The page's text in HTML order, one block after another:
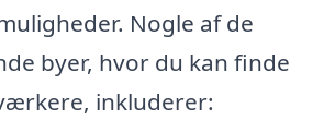
Nogle af de
byer, hvor du kan finde
inkluderer: